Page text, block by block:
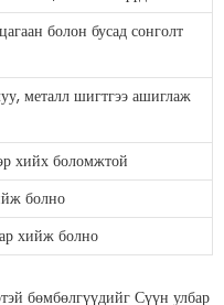
болон бусад сонголт
металл шигтгээ ашиглаж
хийх боломжтой
болно
хийж болно